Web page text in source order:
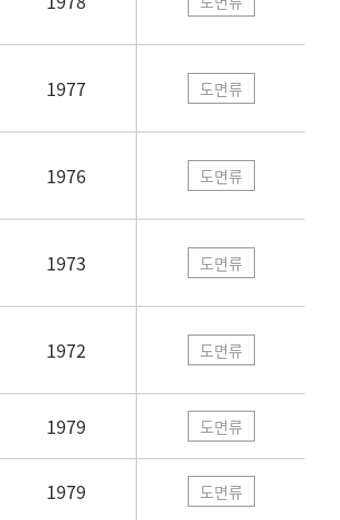
1977 도면류
1976 도면류
1973 도면류
1972 도면류
1979 도면류
1979 도면류